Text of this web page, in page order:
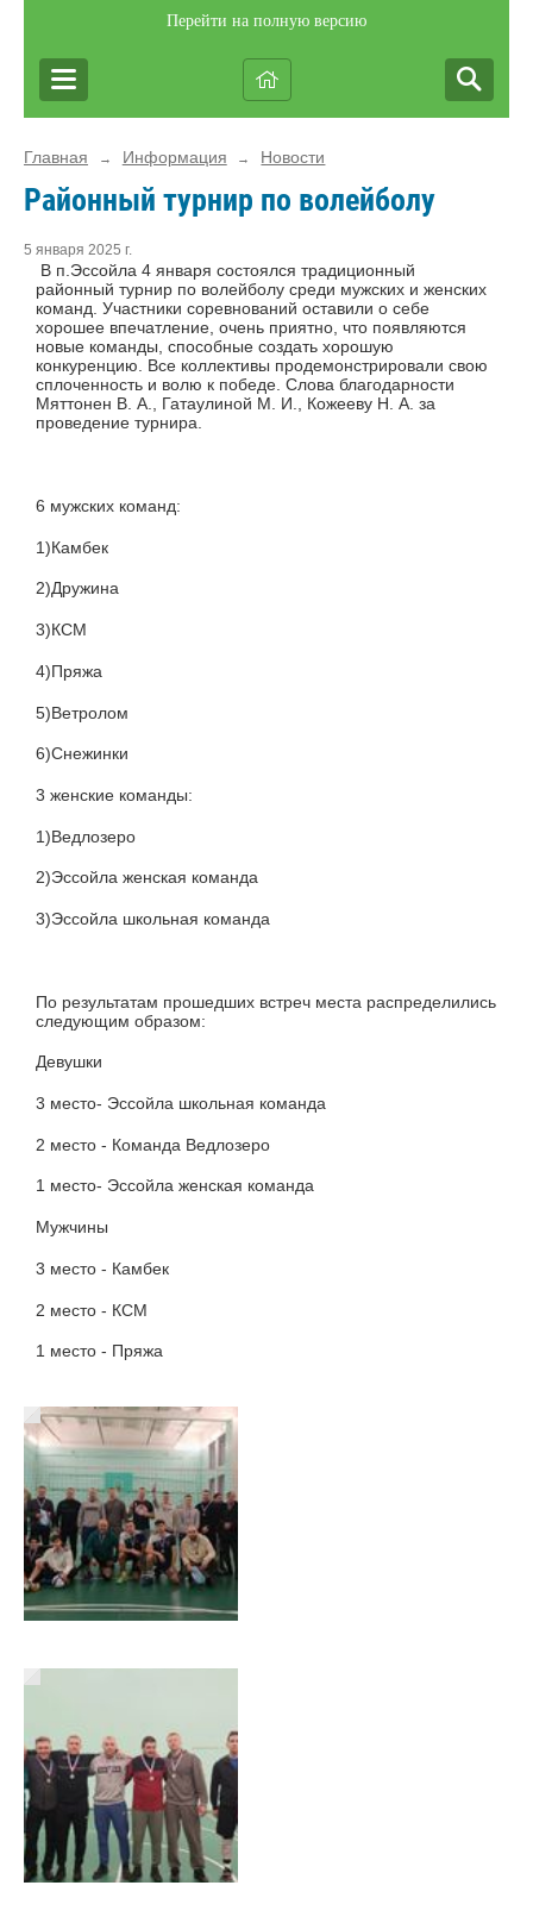
Перейти на полную версию
Главная → Информация → Новости
Районный турнир по волейболу
5 января 2025 г.
В п.Эссойла 4 января состоялся традиционный
районный турнир по волейболу среди мужских и женских
команд. Участники соревнований оставили о себе
хорошее впечатление, очень приятно, что появляются
новые команды, способные создать хорошую
конкуренцию. Все коллективы продемонстрировали свою
сплоченность и волю к победе. Слова благодарности
Мяттонен В. А., Гатаулиной М. И., Кожееву Н. А. за
проведение турнира.
6 мужских команд:
1)Камбек
2)Дружина
3)КСМ
4)Пряжа
5)Ветролом
6)Снежинки
3 женские команды:
1)Ведлозеро
2)Эссойла женская команда
3)Эссойла школьная команда
По результатам прошедших встреч места распределились
следующим образом:
Девушки
3 место- Эссойла школьная команда
2 место - Команда Ведлозеро
1 место- Эссойла женская команда
Мужчины
3 место - Камбек
2 место - КСМ
1 место - Пряжа